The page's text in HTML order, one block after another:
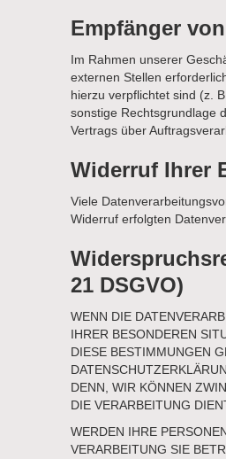
Empfänger
Im Rahmen unserer
externen Stellen
hierzu verpflichtet sind (z.
sonstige Rechtsgrundlage
Vertrags über
Widerruf Ihrer
Viele
Widerruf erfolgten
21 DSGVO)
WENN DIE
IHRER BESONDEREN
DIESE BESTIMMUNGEN
DENN, WIR KÖNNEN
DIE VERARBEITUNG
WERDEN IHRE
VERARBEITUNG SIE